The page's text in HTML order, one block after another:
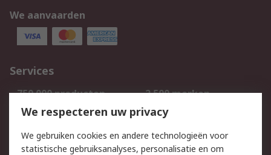
We aanvaarden
Services
750.000 producten
2.500 merken
Bestellen
Inkoopoplossingen
Track & Trace
We respecteren uw privacy
We gebruiken cookies en andere technologieën voor
statistische gebruiksanalyses, personalisatie en om